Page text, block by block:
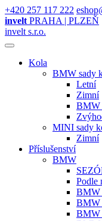
+420 257 117 222
invelt PRAHA | PLZEŇ
invelt s.r.o.
Kola
BMW sady
Letní
Zimní
BMW
MINI sady
Zimní
Příslušenství
BMW
Podle
BMW
BMW
BMW